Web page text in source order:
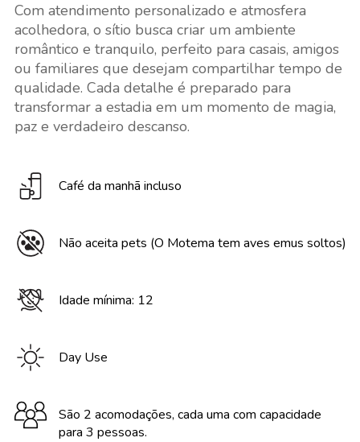
Com atendimento personalizado e atmosfera
acolhedora, o sítio busca criar um ambiente
romântico e tranquilo, perfeito para casais, amigos
ou familiares que desejam compartilhar tempo de
qualidade. Cada detalhe é preparado para
transformar a estadia em um momento de magia,
paz e verdadeiro descanso.
Café da manhã incluso
Não aceita pets (O Motema tem aves emus soltos)
Idade mínima: 12
Day Use
São 2 acomodações, cada uma com capacidade
para 3 pessoas.